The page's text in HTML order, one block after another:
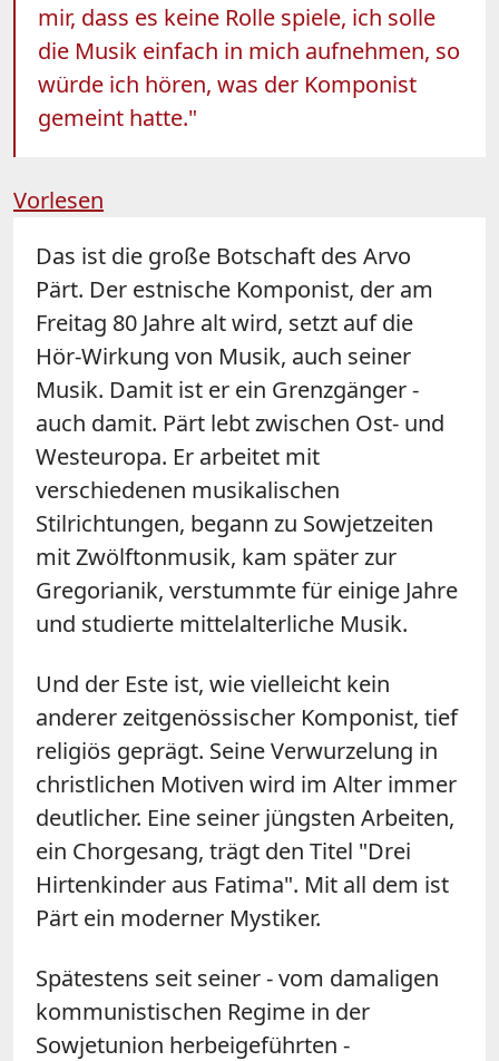
mir, dass es keine Rolle spiele, ich solle
die Musik einfach in mich aufnehmen, so
würde ich hören, was der Komponist
gemeint hatte."
Vorlesen
Das ist die große Botschaft des Arvo
Pärt. Der estnische Komponist, der am
Freitag 80 Jahre alt wird, setzt auf die
Hör-Wirkung von Musik, auch seiner
Musik. Damit ist er ein Grenzgänger -
auch damit. Pärt lebt zwischen Ost- und
Westeuropa. Er arbeitet mit
verschiedenen musikalischen
Stilrichtungen, begann zu Sowjetzeiten
mit Zwölftonmusik, kam später zur
Gregorianik, verstummte für einige Jahre
und studierte mittelalterliche Musik.
Und der Este ist, wie vielleicht kein
anderer zeitgenössischer Komponist, tief
religiös geprägt. Seine Verwurzelung in
christlichen Motiven wird im Alter immer
deutlicher. Eine seiner jüngsten Arbeiten,
ein Chorgesang, trägt den Titel "Drei
Hirtenkinder aus Fatima". Mit all dem ist
Pärt ein moderner Mystiker.
Spätestens seit seiner - vom damaligen
kommunistischen Regime in der
Sowjetunion herbeigeführten -